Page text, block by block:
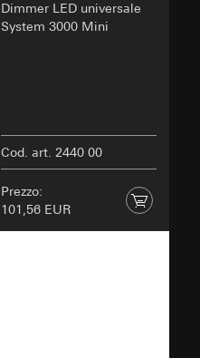
Dimmer LED universale
System 3000 Mini
Cod. art. 2440 00
Prezzo:
101,56 EUR